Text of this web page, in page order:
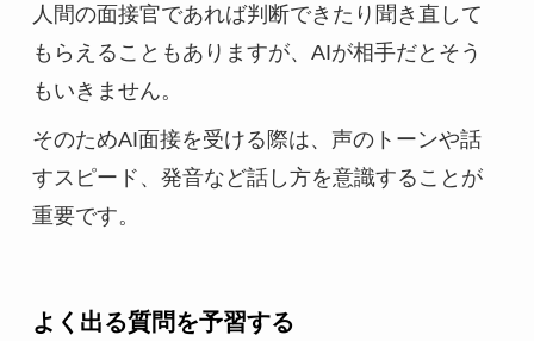
人間の面接官であれば判断できたり聞き直して
もらえることもありますが、AIが相手だとそう
もいきません。
そのためAI面接を受ける際は、声のトーンや話
すスピード、発音など話し方を意識することが
重要です。
よく出る質問を予習する